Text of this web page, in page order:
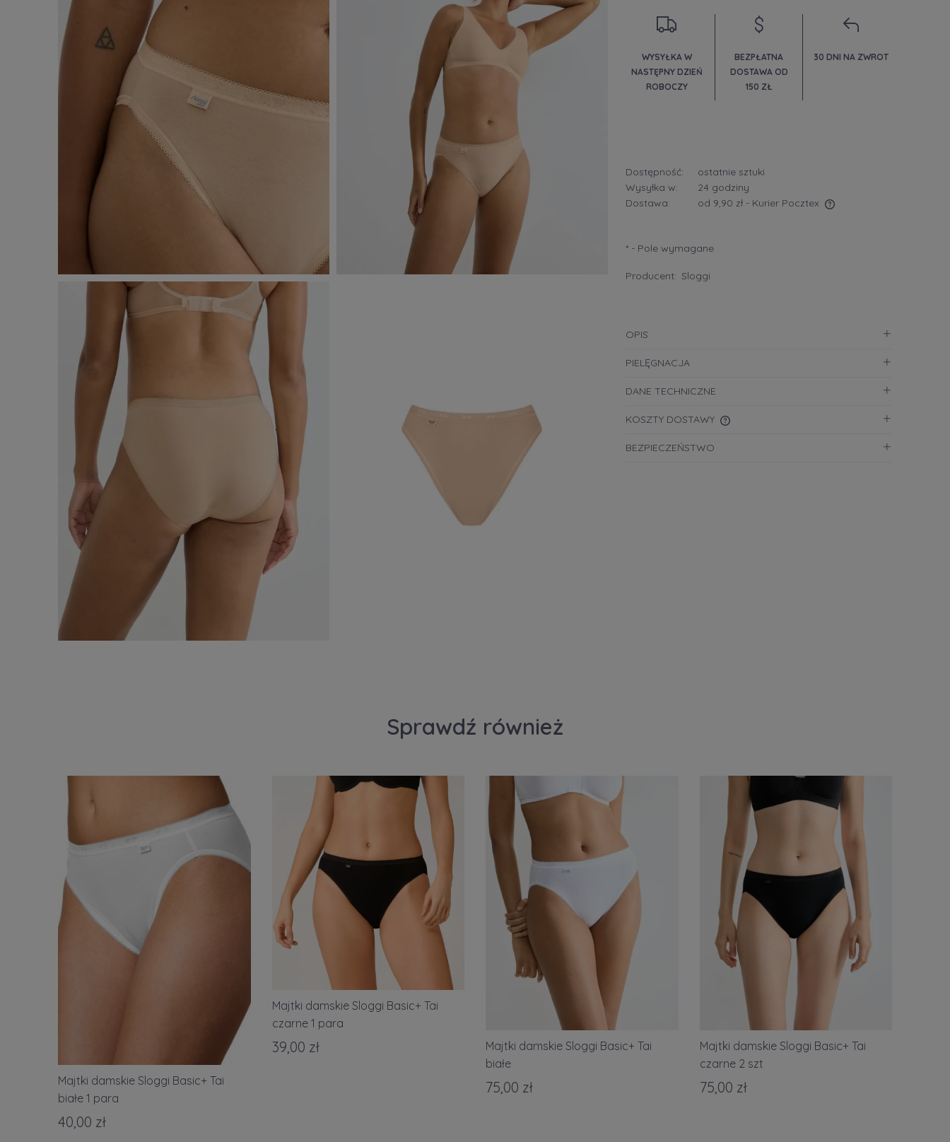
WYSYŁKA W
NASTĘPNY DZIEŃ
ROBOCZY
BEZPŁATNA
DOSTAWA OD
150 ZŁ
30 DNI NA ZWROT
Dostępność:
ostatnie sztuki
Wysyłka w:
24 godziny
Dostawa:
od 9,90 zł - Kurier Pocztex
płatności
* - Pole wymagane
Producent: Sloggi
OPIS
PIELĘGNACJA
DANE TECHNICZNE
KOSZTY DOSTAWY
CENA NIE ZAWIERA EWENTUALNYCH
BEZPIECZEŃSTWO
Sprawdź również
Majtki damskie Sloggi Basic+ Tai
białe 1 para
40,00 zł
Majtki damskie Sloggi Basic+ Tai
czarne 1 para
39,00 zł
Majtki damskie Sloggi Basic+ Tai
białe
75,00 zł
Majtki damskie Sloggi Basic+ Tai
czarne 2 szt
75,00 zł